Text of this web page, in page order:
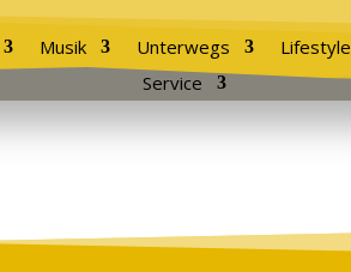
Musik Unterwegs Lifestyle
Service